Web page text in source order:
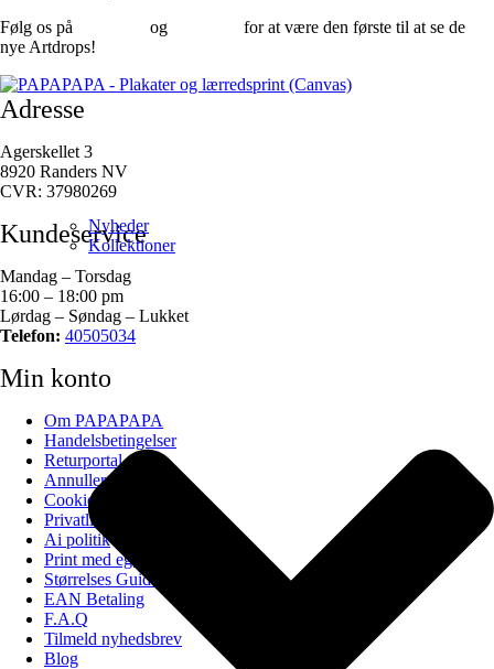
Nyheder
Kollektioner
Følg os på og
for at være den første til at se de
nye Artdrops!
Adresse
Agerskellet 3
8920 Randers NV
CVR: 37980269
Kundeservice
Mandag – Torsdag
16:00 – 18:00 pm
Lørdag – Søndag – Lukket
Telefon: 40505034
Min konto
Om PAPAPAPA
Handelsbetingelser
Returportal
Annuller ordre
Cookiepolitik (EU)
Privatlivspolitik
Ai politik
Print med eget billede
Størrelses Guide
EAN Betaling
F.A.Q
Tilmeld nyhedsbrev
Blog